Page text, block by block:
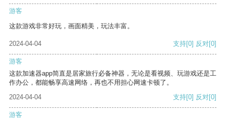
游客
这款游戏非常好玩，画面精美，玩法丰富。
2024-04-04 支持[0] 反对[0]
游客
这款加速器app简直是居家旅行必备神器，无论是看视频、玩游戏还是工
作办公，都能畅享高速网络，再也不用担心网速卡顿了。
2024-04-04
支持[0] 反对[0]
游客